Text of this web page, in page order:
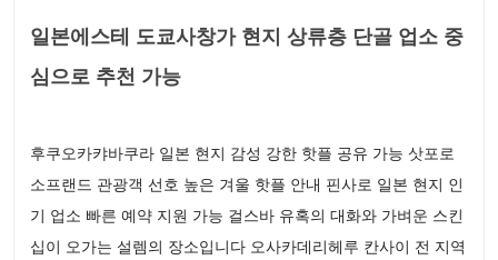
일본에스테 도쿄사창가 현지 상류층 단골 업소 중
심으로 추천 가능
후쿠오카캬바쿠라 일본 현지 감성 강한 핫플 공유 가능 삿포로
소프랜드 관광객 선호 높은 겨울 핫플 안내 핀사로 일본 현지 인
기 업소 빠른 예약 지원 가능 걸스바 유혹의 대화와 가벼운 스킨
십이 오가는 설렘의 장소입니다 오사카데리헤루 칸사이 전 지역